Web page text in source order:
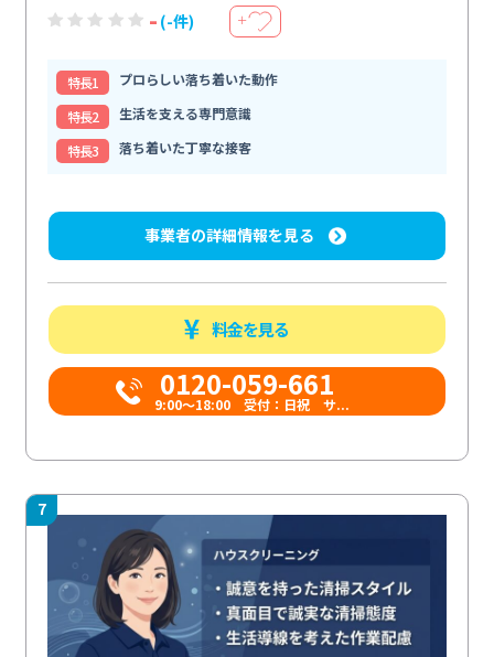
- (-件) ＋
特⻑1
プロらしい落ち着いた動作
特⻑2
生活を支える専門意識
特⻑3
落ち着いた丁寧な接客
事業者の詳細情報を見る
料金を見る
0120-059-661
9:00〜18:00 受付：日祝 サ...
7